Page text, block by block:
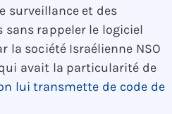
surveillance et des
sans rappeler le logiciel
la société Israélienne NSO
avait la particularité de
lui transmette de code de